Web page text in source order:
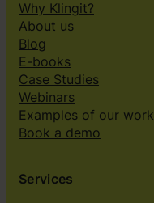
Why Klingit?
About us
Blog
E-books
Case Studies
Webinars
Examples of our work
Book a demo
Services